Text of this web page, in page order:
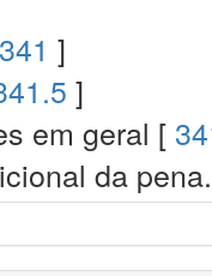
341 ]
]
em geral [
da